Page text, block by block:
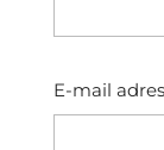
E-mail adres